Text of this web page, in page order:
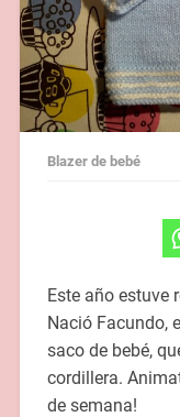
Blazer de bebé
Este año estuve
Nació Facundo,
saco de bebé,
cordillera.
de semana!